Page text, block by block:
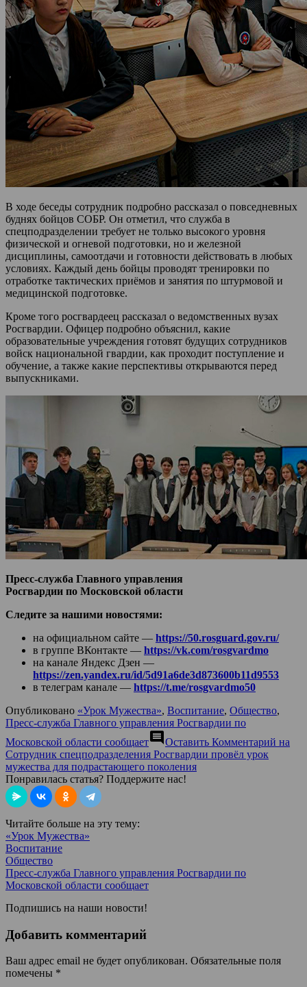
В ходе беседы сотрудник подробно рассказал о повседневных
буднях бойцов СОБР. Он отметил, что служба в
спецподразделении требует не только высокого уровня
физической и огневой подготовки, но и железной
дисциплины, самоотдачи и готовности действовать в любых
условиях. Каждый день бойцы проводят тренировки по
отработке тактических приёмов и занятия по штурмовой и
медицинской подготовке.
Кроме того росгвардеец рассказал о ведомственных вузах
Росгвардии. Офицер подробно объяснил, какие
образовательные учреждения готовят будущих сотрудников
войск национальной гвардии, как проходит поступление и
обучение, а также какие перспективы открываются перед
выпускниками.
Пресс-служба Главного управления
Росгвардии по Московской области
Следите за нашими новостями:
на официальном сайте — https://50.rosguard.gov.ru/
в группе ВКонтакте — https://vk.com/rosgvardmo
на канале Яндекс Дзен —
https://zen.yandex.ru/id/5d91a6de3d873600b11d9553
в телеграм канале — https://t.me/rosgvardmo50
Опубликовано «Урок Мужества», Воспитание, Общество,
Пресс-служба Главного управления Росгвардии по
Московской области сообщаетcomment Оставить Комментарий на
Сотрудник спецподразделения Росгвардии провёл урок
мужества для подрастающего поколения
Понравилась статья? Поддержите нас!
Читайте больше на эту тему:
«Урок Мужества»
Воспитание
Общество
Пресс-служба Главного управления Росгвардии по
Московской области сообщает
Подпишись на наши новости!
Добавить комментарий
Ваш адрес email не будет опубликован. Обязательные поля
помечены *